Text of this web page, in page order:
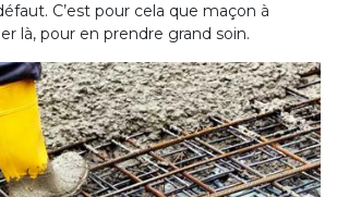
C’est pour cela que maçon à
là, pour en prendre grand soin.